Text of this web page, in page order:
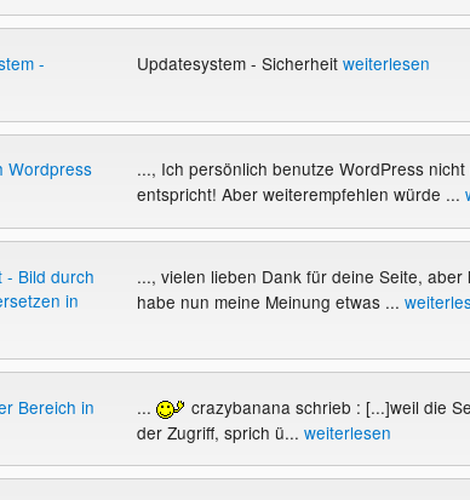
-
Updatesystem - Sicherheit weiterlesen
Wordpress ..., Ich persönlich benutze WordPress
entspricht! Aber weiterempfehlen würde ...
Bild durch
in
..., vielen lieben Dank für deine Seite, aber
habe nun meine Meinung etwas ...
Bereich in
... crazybanana schrieb : [...]weil die
der Zugriff, sprich ü... weiterlesen